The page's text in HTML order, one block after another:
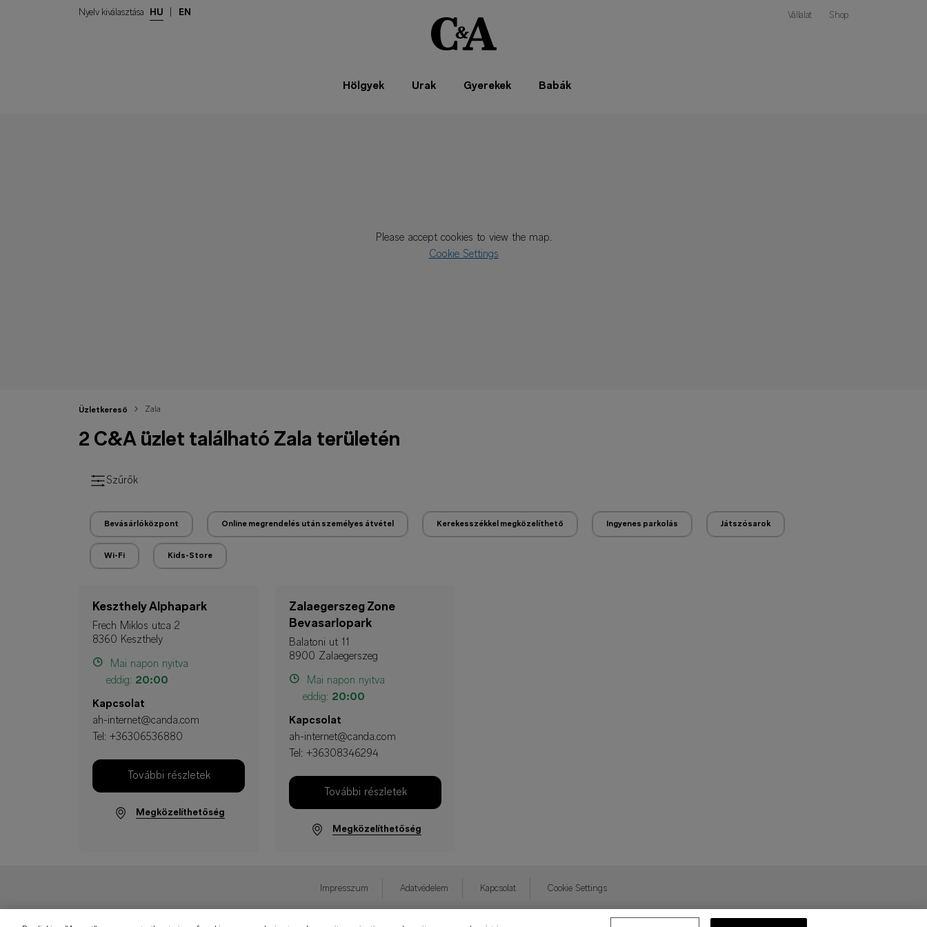
Nyelv kiválasztása HU EN Vállalat Shop
Hölgyek Urak Gyerekek Babák
Please accept cookies to view the map.
Cookie Settings
Üzletkereső Zala
2 C&A üzlet található Zala területén
Szűrők
Bevásárlóközpont Online megrendelés után személyes átvétel Kerekesszékkel megközelíthető Ingyenes parkolás Játszósarok
Wi-Fi Kids-Store
Keszthely Alphapark
Frech Miklos utca 2
8360 Keszthely
Mai napon nyitva
eddig: 20:00
Kapcsolat
ah-internet@canda.com
Tel: +36306536880
További részletek
Megközelíthetőség
Zalaegerszeg Zone
Bevasarlopark
Balatoni ut 11
8900 Zalaegerszeg
Mai napon nyitva
eddig: 20:00
Kapcsolat
ah-internet@canda.com
Tel: +36308346294
További részletek
Megközelíthetőség
Impresszum Adatvédelem Kapcsolat Cookie Settings